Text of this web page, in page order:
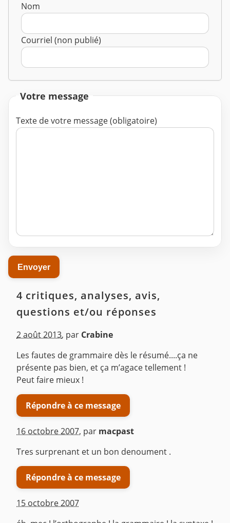
Nom
Courriel (non publié)
Votre message
Texte de votre message (obligatoire)
4 critiques, analyses, avis,
questions et/ou réponses
2 août 2013, par Crabine
Les fautes de grammaire dès le résumé....ça ne
présente pas bien, et ça m’agace tellement !
Peut faire mieux !
Répondre à ce message
16 octobre 2007, par macpast
Tres surprenant et un bon denoument .
Répondre à ce message
15 octobre 2007